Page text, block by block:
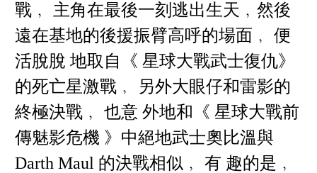
戰﹐ 主角在最後一刻逃出生天﹐然後
遠在基地的後援振臂高呼的場面﹐ 便
活脫脫 地取自《 星球大戰武士復仇》
的死亡星激戰﹐ 另外大眼仔和雷影的
終極決戰﹐ 也意 外地和《 星球大戰前
傳魅影危機 》中絕地武士奧比溫與
Darth Maul 的決戰相似﹐ 有 趣的是﹐